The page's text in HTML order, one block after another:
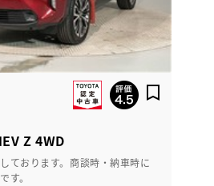
Z 4WD
ております。商談時・納車時に
す。